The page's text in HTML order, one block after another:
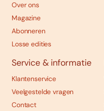
Over ons
Magazine
Abonneren
Losse edities
Service & informatie
Klantenservice
Veelgestelde vragen
Contact